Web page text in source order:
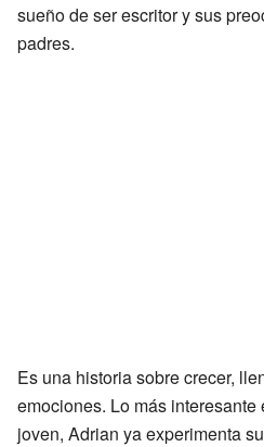
sueño de ser escritor y sus
padres.
Es una historia sobre crecer,
emociones. Lo más interesante
joven, Adrian ya experimenta